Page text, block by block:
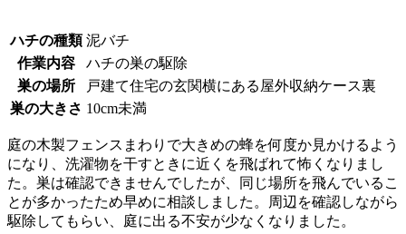
ハチの種類 泥バチ
作業内容
ハチの巣の駆除
巣の場所
戸建て住宅の玄関横にある屋外収納ケース裏
巣の大きさ 10cm未満
庭の木製フェンスまわりで大きめの蜂を何度か見かけるよう
になり、洗濯物を干すときに近くを飛ばれて怖くなりまし
た。巣は確認できませんでしたが、同じ場所を飛んでいるこ
とが多かったため早めに相談しました。周辺を確認しながら
駆除してもらい、庭に出る不安が少なくなりました。